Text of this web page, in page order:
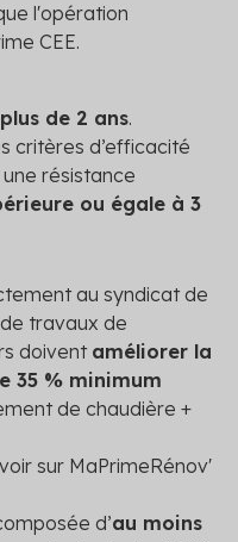
l'opération
CEE.
plus de 2 ans.
critères d’efficacité
résistance
ou égale à 3
au syndicat de
travaux de
doivent améliorer la
35 % minimum
de chaudière +
sur MaPrimeRénov'
d’au moins